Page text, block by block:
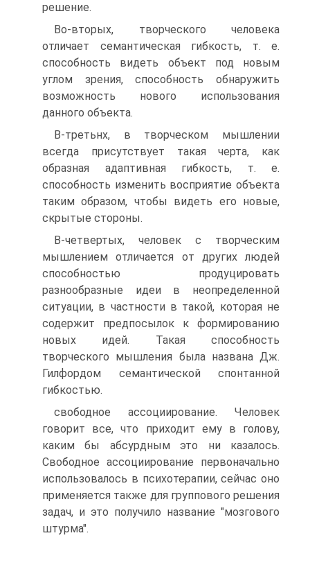
решение.
Во-вторых, творческого человека
отличает семантическая гибкость, т. е.
способность видеть объект под новым
углом зрения, способность обнаружить
возможность нового использования
данного объекта.
В-третьнх, в творческом мышлении
всегда присутствует такая черта, как
образная адаптивная гибкость, т. е.
способность изменить восприятие объекта
таким образом, чтобы видеть его новые,
скрытые стороны.
В-четвертых, человек с творческим
мышлением отличается от других людей
способностью продуцировать
разнообразные идеи в неопределенной
ситуации, в частности в такой, которая не
содержит предпосылок к формированию
новых идей. Такая способность
творческого мышления была названа Дж.
Гилфордом семантической спонтанной
гибкостью.
свободное ассоциирование. Человек
говорит все, что приходит ему в голову,
каким бы абсурдным это ни казалось.
Свободное ассоциирование первоначально
использовалось в психотерапии, сейчас оно
применяется также для группового решения
задач, и это получило название "мозгового
штурма".